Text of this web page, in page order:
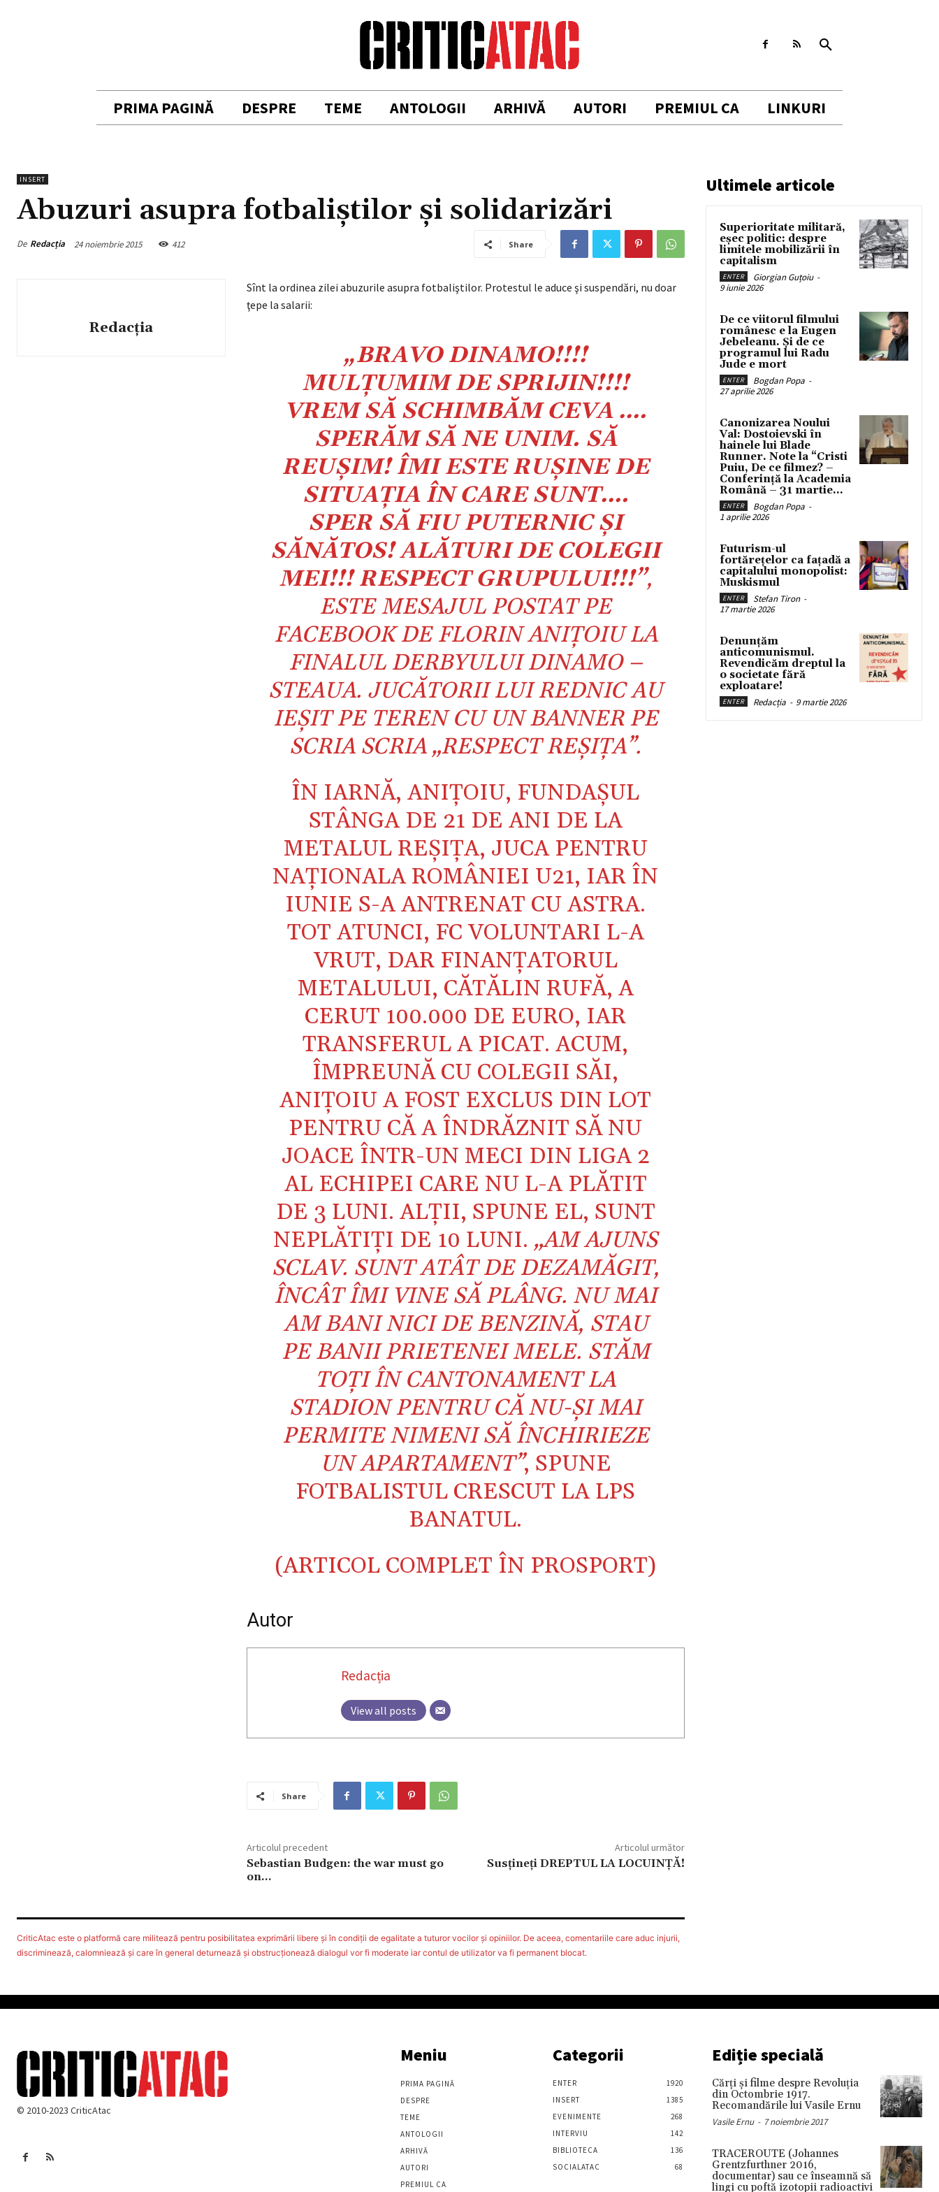
PRIMA PAGINĂ DESPRE TEME ANTOLOGII ARHIVĂ AUTORI PREMIUL CA LINKURI
INSERT
Abuzuri asupra fotbaliştilor şi solidarizări
De Redacția 24 noiembrie 2015 412 Share
Redacția
Sînt la ordinea zilei abuzurile asupra fotbaliştilor. Protestul le aduce şi suspendări, nu doar
ţepe la salarii:
„BRAVO DINAMO!!!!
MULŢUMIM DE SPRIJIN!!!!
VREM SĂ SCHIMBĂM CEVA ….
SPERĂM SĂ NE UNIM. SĂ
REUŞIM! ÎMI ESTE RUŞINE DE
SITUAŢIA ÎN CARE SUNT….
SPER SĂ FIU PUTERNIC ŞI
SĂNĂTOS! ALĂTURI DE COLEGII
MEI!!! RESPECT GRUPULUI!!!”,
ESTE MESAJUL POSTAT PE
FACEBOOK DE FLORIN ANIŢOIU LA
FINALUL DERBYULUI DINAMO –
STEAUA. JUCĂTORII LUI REDNIC AU
IEŞIT PE TEREN CU UN BANNER PE
SCRIA SCRIA „RESPECT REŞIŢA”.
ÎN IARNĂ, ANIŢOIU, FUNDAŞUL
STÂNGA DE 21 DE ANI DE LA
METALUL REŞIŢA, JUCA PENTRU
NAŢIONALA ROMÂNIEI U21, IAR ÎN
IUNIE S-A ANTRENAT CU ASTRA.
TOT ATUNCI, FC VOLUNTARI L-A
VRUT, DAR FINANŢATORUL
METALULUI, CĂTĂLIN RUFĂ, A
CERUT 100.000 DE EURO, IAR
TRANSFERUL A PICAT. ACUM,
ÎMPREUNĂ CU COLEGII SĂI,
ANIŢOIU A FOST EXCLUS DIN LOT
PENTRU CĂ A ÎNDRĂZNIT SĂ NU
JOACE ÎNTR-UN MECI DIN LIGA 2
AL ECHIPEI CARE NU L-A PLĂTIT
DE 3 LUNI. ALŢII, SPUNE EL, SUNT
NEPLĂTIŢI DE 10 LUNI. „AM AJUNS
SCLAV. SUNT ATÂT DE DEZAMĂGIT,
ÎNCÂT ÎMI VINE SĂ PLÂNG. NU MAI
AM BANI NICI DE BENZINĂ, STAU
PE BANII PRIETENEI MELE. STĂM
TOŢI ÎN CANTONAMENT LA
STADION PENTRU CĂ NU-ŞI MAI
PERMITE NIMENI SĂ ÎNCHIRIEZE
UN APARTAMENT”, SPUNE
FOTBALISTUL CRESCUT LA LPS
BANATUL.
(ARTICOL COMPLET ÎN PROSPORT)
Autor
Redacția
View all posts
Share
Articolul precedent
Sebastian Budgen: the war must go
on…
Articolul următor
Susţineţi DREPTUL LA LOCUINŢĂ!
CriticAtac este o platformă care militează pentru posibilitatea exprimării libere şi în condiţii de egalitate a tuturor vocilor şi opiniilor. De aceea, comentariile care aduc injurii,
discriminează, calomniează şi care în general deturnează şi obstrucţionează dialogul vor fi moderate iar contul de utilizator va fi permanent blocat.
Ultimele articole
Superioritate militară,
eșec politic: despre
limitele mobilizării în
capitalism
ENTER Giorgian Guțoiu -
9 iunie 2026
De ce viitorul filmului
românesc e la Eugen
Jebeleanu. Și de ce
programul lui Radu
Jude e mort
ENTER Bogdan Popa -
27 aprilie 2026
Canonizarea Noului
Val: Dostoievski în
hainele lui Blade
Runner. Note la “Cristi
Puiu, De ce filmez? –
Conferință la Academia
Română – 31 martie...
ENTER Bogdan Popa -
1 aprilie 2026
Futurism-ul
fortărețelor ca fațadă a
capitalului monopolist:
Muskismul
ENTER Stefan Tiron -
17 martie 2026
Denunțăm
anticomunismul.
Revendicăm dreptul la
o societate fără
exploatare!
ENTER Redacția - 9 martie 2026
© 2010-2023 CriticAtac
Meniu
PRIMA PAGINĂ
DESPRE
TEME
ANTOLOGII
ARHIVĂ
AUTORI
PREMIUL CA
Categorii
ENTER
1920
INSERT
1385
EVENIMENTE
268
INTERVIU
142
BIBLIOTECA
136
SOCIALATAC
68
Ediție specială
Cărţi şi filme despre Revoluţia
din Octombrie 1917.
Recomandările lui Vasile Ernu
Vasile Ernu - 7 noiembrie 2017
TRACEROUTE (Johannes
Grentzfurthner 2016,
documentar) sau ce înseamnă să
lingi cu poftă izotopii radioactivi